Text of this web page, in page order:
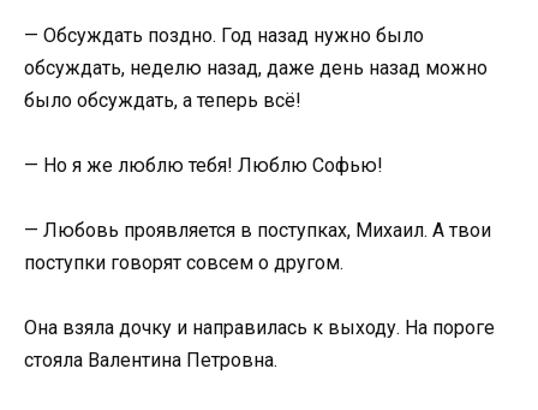
— Обсуждать поздно. Год назад нужно было
обсуждать, неделю назад, даже день назад можно
было обсуждать, а теперь всё!
— Но я же люблю тебя! Люблю Софью!
— Любовь проявляется в поступках, Михаил. А твои
поступки говорят совсем о другом.
Она взяла дочку и направилась к выходу. На пороге
стояла Валентина Петровна.